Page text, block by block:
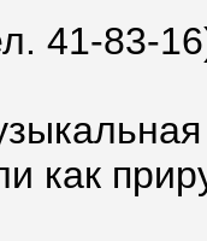
41-83-
как